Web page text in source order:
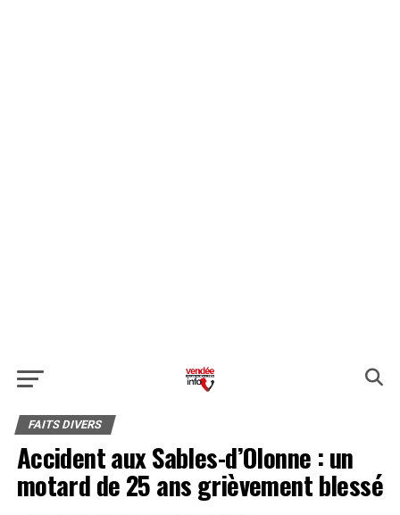
FAITS DIVERS
Accident aux Sables-d’Olonne : un
motard de 25 ans grièvement blessé